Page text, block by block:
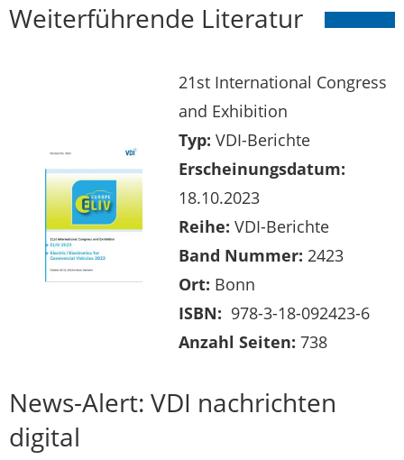
Weiterführende Literatur
21st International Congress
and Exhibition
Typ: VDI-Berichte
Erscheinungsdatum:
18.10.2023
Reihe: VDI-Berichte
Band Nummer: 2423
Ort: Bonn
ISBN: 978-3-18-092423-6
Anzahl Seiten: 738
News-Alert: VDI nachrichten
digital